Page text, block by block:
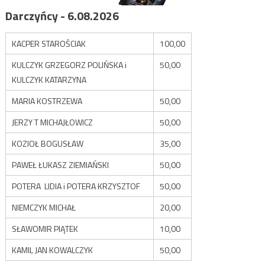
Darczyńcy - 6.08.2026
KACPER STAROŚCIAK
100,00
KULCZYK GRZEGORZ POLIŃSKA i
KULCZYK KATARZYNA
50,00
MARIA KOSTRZEWA
50,00
JERZY T MICHAJŁOWICZ
50,00
KOZIOŁ BOGUSŁAW
35,00
PAWEŁ ŁUKASZ ZIEMIAŃSKI
50,00
POTERA LIDIA i POTERA KRZYSZTOF
50,00
NIEMCZYK MICHAŁ
20,00
SŁAWOMIR PIĄTEK
10,00
KAMIL JAN KOWALCZYK
50,00